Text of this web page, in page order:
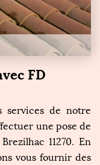
FD
services de notre
une pose de
11270. En
vous fournir des